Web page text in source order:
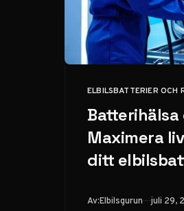
KATEGORI
ELBILSBATTERIER OCH
Maximera
ditt
Av:Elbilsgurun juli 29,